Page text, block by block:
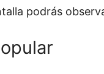
podrás